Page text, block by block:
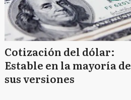
Cotización del dólar:
Estable en la mayoría de
sus versiones